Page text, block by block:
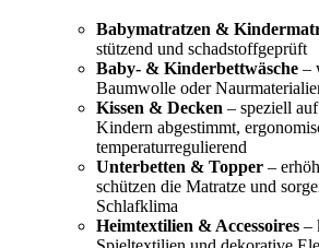
Babymatratzen &
stützend und schadstoffgeprüft
Baby- & Kinderbettwäsche –
Baumwolle oder
Kissen & Decken – speziell
Kindern abgestimmt,
temperaturregulierend
Unterbetten & Topper –
schützen die Matratze und
Schlafklima
Heimtextilien & Accessoires –